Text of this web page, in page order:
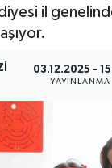
il
03.12.2025 -
YAYINLANMA